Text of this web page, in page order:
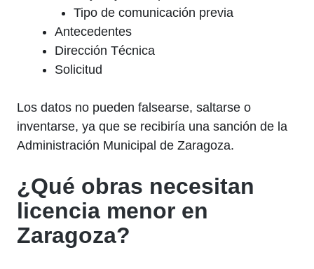
Tipo de comunicación previa
Antecedentes
Dirección Técnica
Solicitud
Los datos no pueden falsearse, saltarse o
inventarse, ya que se recibiría una sanción de la
Administración Municipal de Zaragoza.
¿Qué obras necesitan
licencia menor en
Zaragoza?